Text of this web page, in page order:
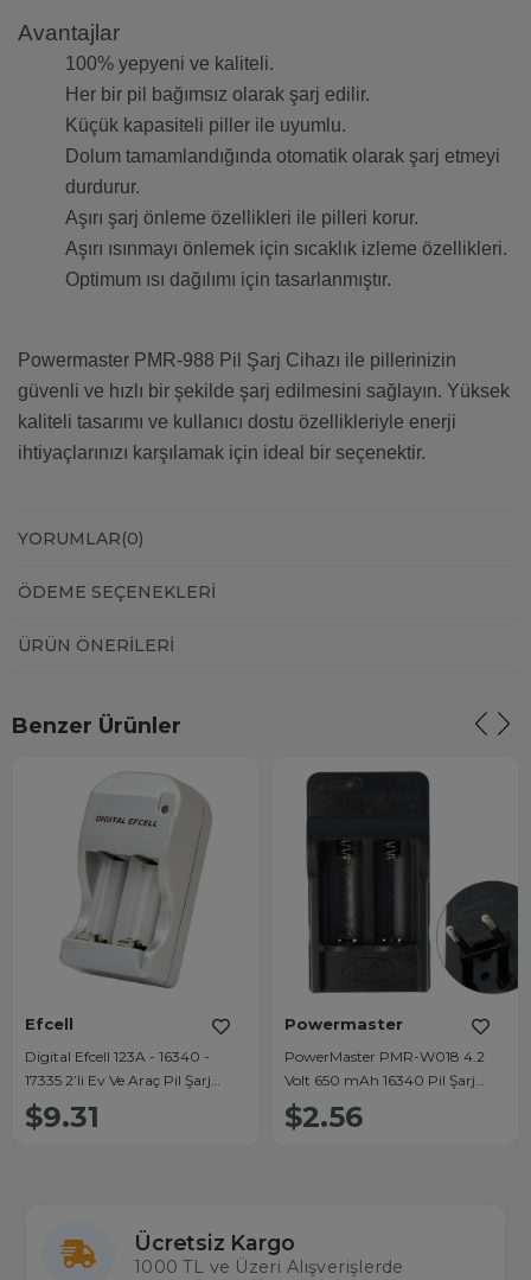
Avantajlar
100% yepyeni ve kaliteli.
Her bir pil bağımsız olarak şarj edilir.
Küçük kapasiteli piller ile uyumlu.
Dolum tamamlandığında otomatik olarak şarj etmeyi
durdurur.
Aşırı şarj önleme özellikleri ile pilleri korur.
Aşırı ısınmayı önlemek için sıcaklık izleme özellikleri.
Optimum ısı dağılımı için tasarlanmıştır.
Powermaster PMR-988 Pil Şarj Cihazı ile pillerinizin
güvenli ve hızlı bir şekilde şarj edilmesini sağlayın. Yüksek
kaliteli tasarımı ve kullanıcı dostu özellikleriyle enerji
ihtiyaçlarınızı karşılamak için ideal bir seçenektir.
YORUMLAR(0)
ÖDEME SEÇENEKLERI
ÜRÜN ÖNERILERI
Benzer Ürünler
Efcell
Digital Efcell 123A - 16340 -
17335 2’li Ev Ve Araç Pil Şarj
Cihazı
$9.31
Powermaster
PowerMaster PMR-W018 4.2
Volt 650 mAh 16340 Pil Şarj
Cihazı
$2.56
Ücretsiz Kargo
1000 TL ve Üzeri Alışverişlerde